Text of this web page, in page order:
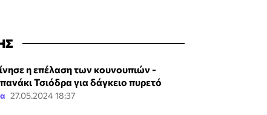
η επέλαση των κουνουπιών -
Τσιόδρα για δάγκειο πυρετό
27.05.2024 18:37